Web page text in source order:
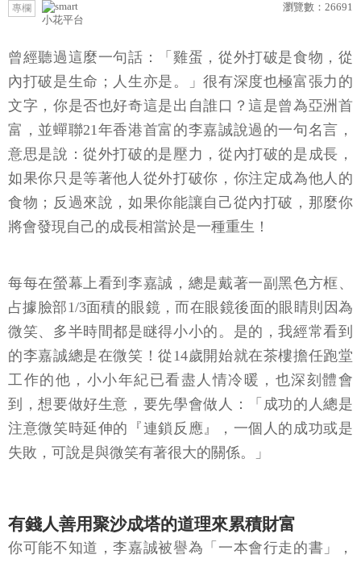
專欄
小花平台
瀏覽數： 26691
曾經聽過這麼一句話：「雞蛋，從外打破是食物，從
內打破是生命；人生亦是。」很有深度也極富張力的
文字，你是否也好奇這是出自誰口？這是曾為亞洲首
富，並蟬聯21年香港首富的李嘉誠說過的一句名言，
意思是說：從外打破的是壓力，從內打破的是成長，
如果你只是等著他人從外打破你，你注定成為他人的
食物；反過來說，如果你能讓自己從內打破，那麼你
將會發現自己的成長相當於是一種重生！
每每在螢幕上看到李嘉誠，總是戴著一副黑色方框、
占據臉部1/3面積的眼鏡，而在眼鏡後面的眼睛則因為
微笑、多半時間都是瞇得小小的。是的，我經常看到
的李嘉誠總是在微笑！從14歲開始就在茶樓擔任跑堂
工作的他，小小年紀已看盡人情冷暖，也深刻體會
到，想要做好生意，要先學會做人：「成功的人總是
注意微笑時延伸的『連鎖反應』，一個人的成功或是
失敗，可說是與微笑有著很大的關係。」
有錢人善用聚沙成塔的道理來累積財富
你可能不知道，李嘉誠被譽為「一本會行走的書」，